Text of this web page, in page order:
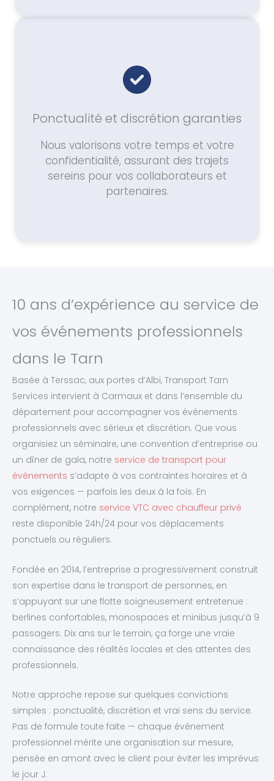
Ponctualité et discrétion garanties
Nous valorisons votre temps et votre
confidentialité, assurant des trajets
sereins pour vos collaborateurs et
partenaires.
10 ans d’expérience au service de
vos événements professionnels
dans le Tarn
Basée à Terssac, aux portes d’Albi, Transport Tarn
Services intervient à Carmaux et dans l’ensemble du
département pour accompagner vos événements
professionnels avec sérieux et discrétion. Que vous
organisiez un séminaire, une convention d’entreprise ou
un dîner de gala, notre service de transport pour
événements s’adapte à vos contraintes horaires et à
vos exigences — parfois les deux à la fois. En
complément, notre service VTC avec chauffeur privé
reste disponible 24h/24 pour vos déplacements
ponctuels ou réguliers.
Fondée en 2014, l’entreprise a progressivement construit
son expertise dans le transport de personnes, en
s’appuyant sur une flotte soigneusement entretenue :
berlines confortables, monospaces et minibus jusqu’à 9
passagers. Dix ans sur le terrain, ça forge une vraie
connaissance des réalités locales et des attentes des
professionnels.
Notre approche repose sur quelques convictions
simples : ponctualité, discrétion et vrai sens du service.
Pas de formule toute faite — chaque événement
professionnel mérite une organisation sur mesure,
pensée en amont avec le client pour éviter les imprévus
le jour J.